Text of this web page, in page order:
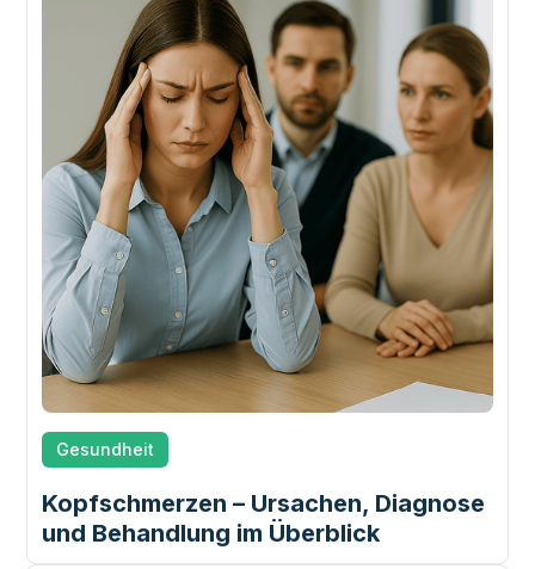
Gesundheit
Kopfschmerzen – Ursachen, Diagnose
und Behandlung im Überblick